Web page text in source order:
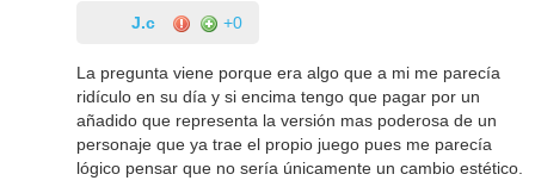
J.c +0
La pregunta viene porque era algo que a mi me parecía
ridículo en su día y si encima tengo que pagar por un
añadido que representa la versión mas poderosa de un
personaje que ya trae el propio juego pues me parecía
lógico pensar que no sería únicamente un cambio estético.